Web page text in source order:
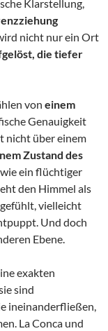
Klarstellung,
nicht nur ein Ort
die tiefer
von einem
Genauigkeit
nicht über einem
Zustand des
ein flüchtiger
den Himmel als
vielleicht
Und doch
Ebene.
exakten
sind
ineinanderfließen,
La Conca und